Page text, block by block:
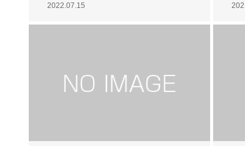
2022.07.15